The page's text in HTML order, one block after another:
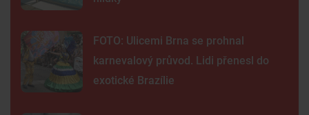
FOTO: Ulicemi Brna se prohnal
karnevalový průvod. Lidi přenesl do
exotické Brazílie